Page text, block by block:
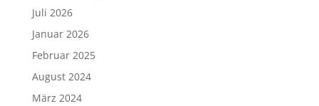
Juli 2026
Januar 2026
Februar 2025
August 2024
März 2024